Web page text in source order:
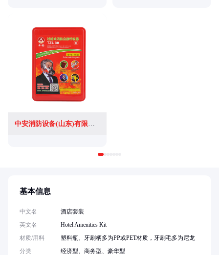
基本信息
中文名
酒店套装
英文名
Hotel Amenities Kit
材质/用料
塑料瓶、牙刷柄多为PP或PET材质，牙刷毛多为尼龙
分类
经济型、商务型、豪华型